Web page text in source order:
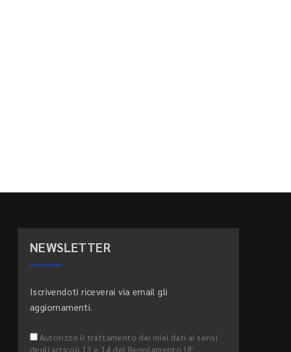
NEWSLETTER
Iscrivendoti riceverai via email gli
aggiornamenti.
Autorizzo il trattamento dei miei dati ai sensi
degli articoli 13 e 14 del Regolamento UE